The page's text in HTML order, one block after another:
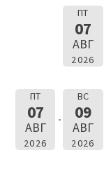
ПТ
07
АВГ
2026
ПТ
07
АВГ
2026
ВС
09
АВГ
2026